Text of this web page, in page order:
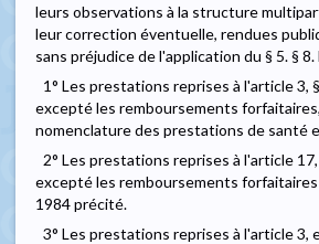
leurs observations à la structure
leur correction éventuelle, rendues
sans préjudice de l'application du § 5. §
1° Les prestations reprises à l'article 3,
excepté les remboursements
nomenclature des prestations de santé
2° Les prestations reprises à l'article 17, §
excepté les remboursements
1984 précité.
3° Les prestations reprises à l'article